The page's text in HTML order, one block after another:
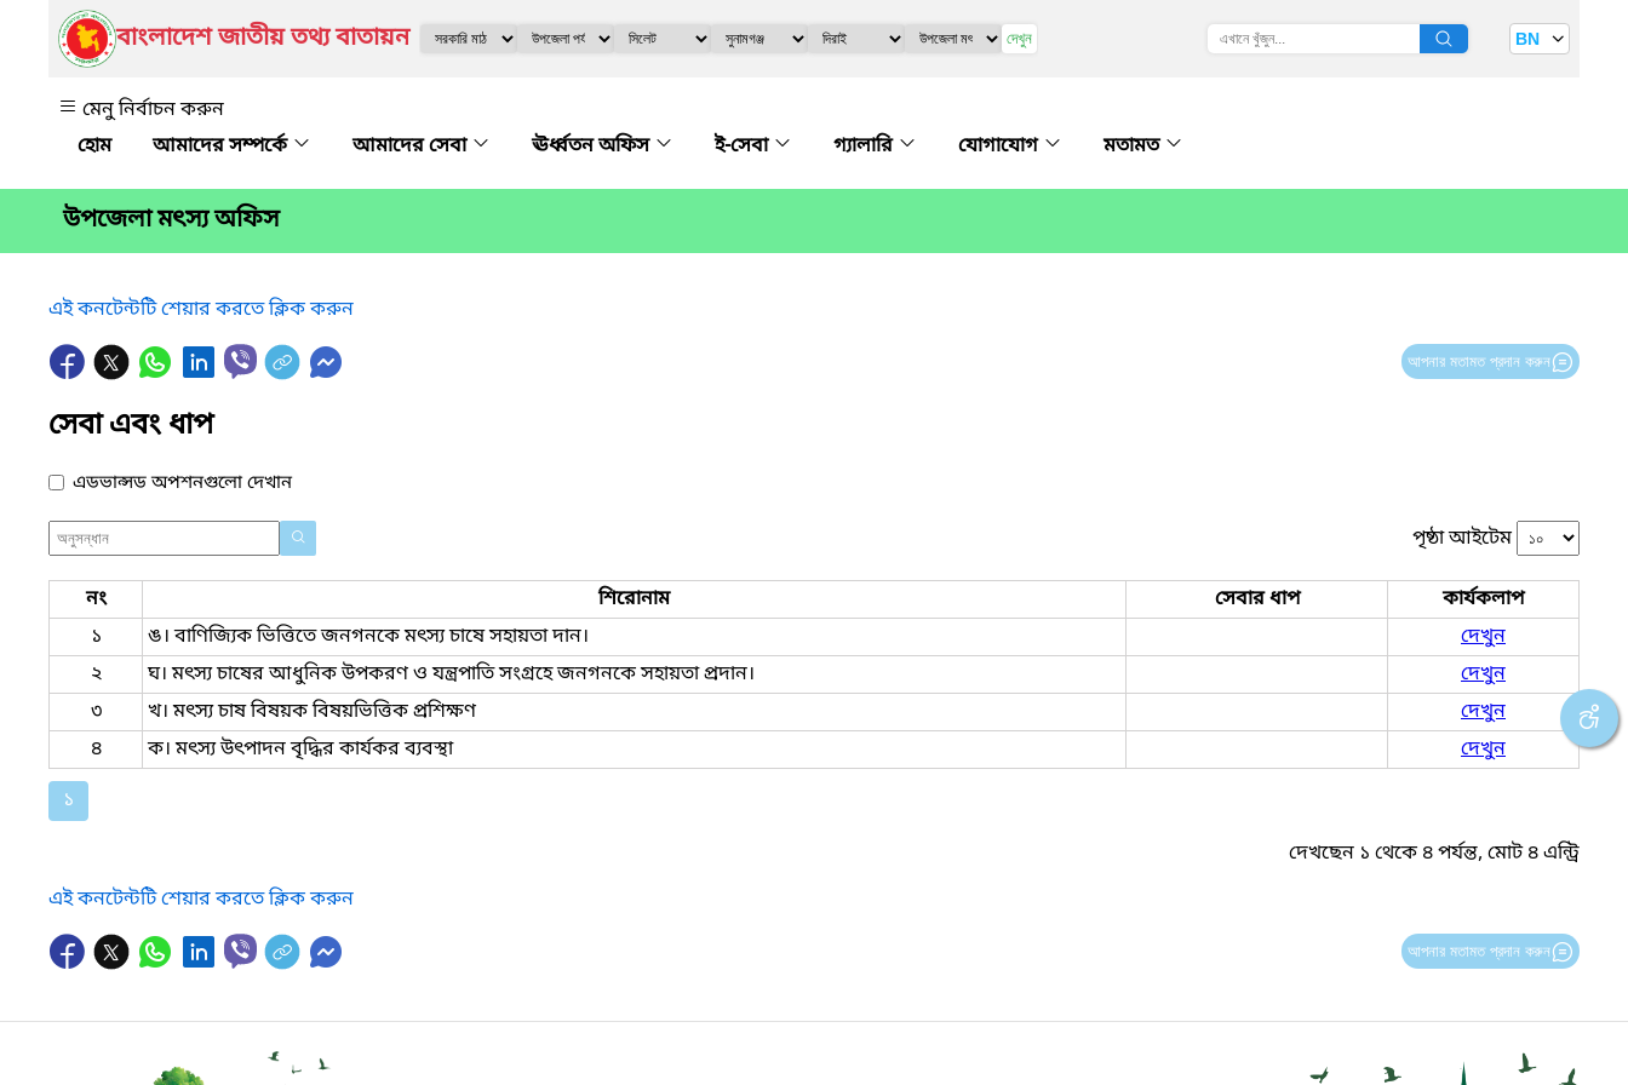
বাংলাদেশ জাতীয় তথ্য বাতায়ন দেখুন BN
মেনু নির্বাচন করুন
আমাদের সম্পর্কে
আমাদের সেবা ঊর্ধ্বতন অফিস ই-সেবা গ্যালারি যোগাযোগ মতামত
উপজেলা মৎস্য অফিস
এই কনটেন্টটি শেয়ার করতে ক্লিক করুন
আপনার মতামত প্রদান করুন
সেবা এবং ধাপ
এডভান্সড অপশনগুলো দেখান
পৃষ্ঠা আইটেম
নং শিরোনাম সেবার ধাপ
কার্যকলাপ
১
ঙ। বাণিজ্যিক ভিত্তিতে জনগনকে মৎস্য চাষে সহায়তা দান।
দেখুন
২
ঘ। মৎস্য চাষের আধুনিক উপকরণ ও যন্ত্রপাতি সংগ্রহে জনগনকে সহায়তা প্রদান।
দেখুন
৩
খ। মৎস্য চাষ বিষয়ক বিষয়ভিত্তিক প্রশিক্ষণ
দেখুন
৪
ক। মৎস্য উৎপাদন বৃদ্ধির কার্যকর ব্যবস্থা
দেখুন
১
দেখছেন ১ থেকে ৪ পর্যন্ত, মোট ৪ এন্ট্রি
এই কনটেন্টটি শেয়ার করতে ক্লিক করুন
আপনার মতামত প্রদান করুন